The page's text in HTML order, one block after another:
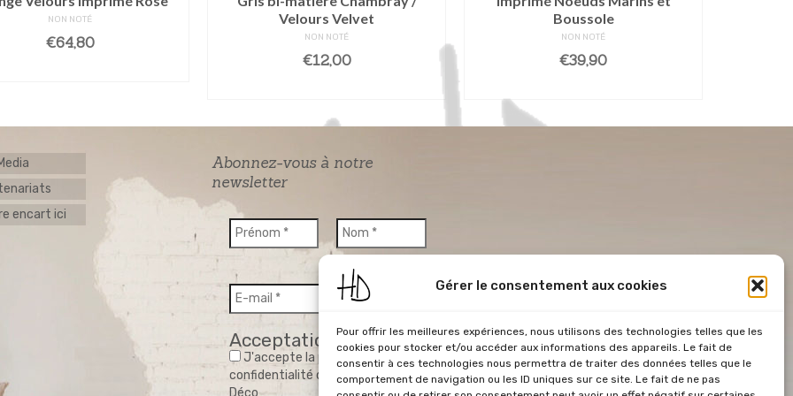
Gérer le consentement aux cookies
Pour offrir les meilleures expériences, nous utilisons des technologies telles que les
cookies pour stocker et/ou accéder aux informations des appareils. Le fait de
consentir à ces technologies nous permettra de traiter des données telles que le
comportement de navigation ou les ID uniques sur ce site. Le fait de ne pas
NON NOTÉ
€64,80
Velours Velvet
NON NOTÉ
€12,00
Boussole
NON NOTÉ
€39,90
encart ici
Abonnez-vous à notre
newsletter
Acceptation RGPD*
J'accepte la politique de
confidentialité du site Home &
Déco